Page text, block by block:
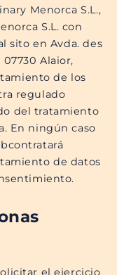
Menorca S.L.,
S.L. con
sito en Avda. des
Alaior,
de los
regulado
del tratamiento
En ningún caso
de datos
el ejercicio